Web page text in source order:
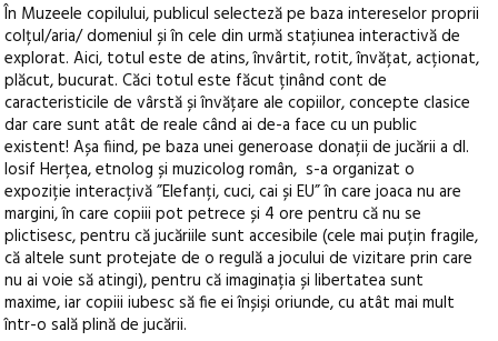
În Muzeele copilului, publicul selecteză pe baza intereselor proprii
colțul/aria/ domeniul și în cele din urmă stațiunea interactivă de
explorat. Aici, totul este de atins, învârtit, rotit, învățat, acționat,
plăcut, bucurat. Căci totul este făcut ținând cont de
caracteristicile de vârstă și învățare ale copiilor, concepte clasice
dar care sunt atât de reale când ai de-a face cu un public
existent! Așa fiind, pe baza unei generoase donații de jucării a dl.
Iosif Herțea, etnolog și muzicolog român, s-a organizat o
expoziție interacțivă ”Elefanți, cuci, cai și EU” în care joaca nu are
margini, în care copiii pot petrece și 4 ore pentru că nu se
plictisesc, pentru că jucăriile sunt accesibile (cele mai puțin fragile,
că altele sunt protejate de o regulă a jocului de vizitare prin care
nu ai voie să atingi), pentru că imaginația și libertatea sunt
maxime, iar copiii iubesc să fie ei înșiși oriunde, cu atât mai mult
într-o sală plină de jucării.